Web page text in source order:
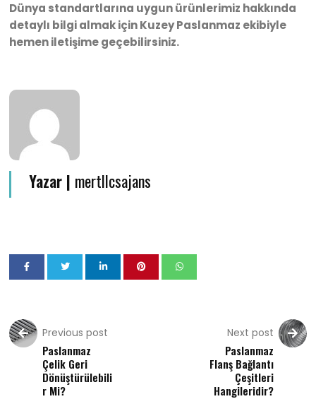
Dünya standartlarına uygun ürünlerimiz hakkında
detaylı bilgi almak için Kuzey Paslanmaz ekibiyle
hemen iletişime geçebilirsiniz.
Yazar | mertllcsajans
Previous post
Paslanmaz
Çelik Geri
Dönüştürülebili
r Mi?
Next post
Paslanmaz
Flanş Bağlantı
Çeşitleri
Hangileridir?